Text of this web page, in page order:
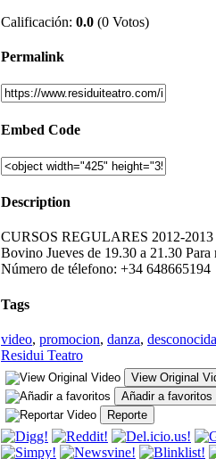
Calificación: 0.0 (0 Votos)
Permalink
Embed Code
Description
CURSOS REGULARES 2012-2013
Bovino Jueves de 19.30 a 21.30
Número de télefono: +34 648665194
Tags
video, promocion, danza, desconocida
Residui Teatro